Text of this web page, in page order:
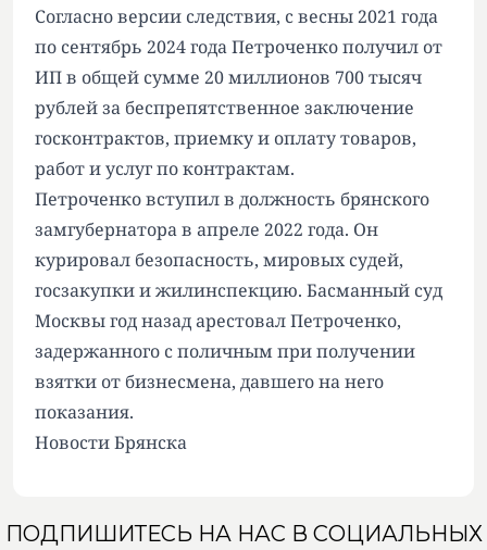
Согласно версии следствия, с весны 2021 года
по сентябрь 2024 года Петроченко получил от
ИП в общей сумме 20 миллионов 700 тысяч
рублей за беспрепятственное заключение
госконтрактов, приемку и оплату товаров,
работ и услуг по контрактам.
Петроченко вступил в должность брянского
замгубернатора в апреле 2022 года. Он
курировал безопасность, мировых судей,
госзакупки и жилинспекцию. Басманный суд
Москвы год назад арестовал Петроченко,
задержанного с поличным при получении
взятки от бизнесмена, давшего на него
показания.
Новости Брянска
ПОДПИШИТЕСЬ НА НАС В СОЦИАЛЬНЫХ